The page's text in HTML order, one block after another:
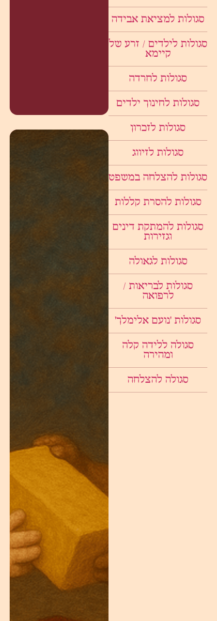
סגולות למציאת אבידה
סגולות לילדים / זרע של
קיימא
סגולות לחרדה
סגולות לחינוך ילדים
סגולות לזכרון
סגולות לזיווג
סגולות להצלחה במשפט
סגולות להסרת קללות
סגולות להמתקת דינים
וגזירות
סגולות לגאולה
סגולות לבריאות /
לרפואה
סגולות ׳נועם אלימלך׳
סגולה ללידה קלה
ומהירה
סגולה להצלחה